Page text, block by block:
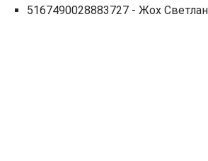
5167490028883727 - Жох